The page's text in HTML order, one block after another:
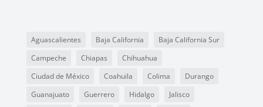
Aguascalientes Baja California
Baja California Sur
Campeche
Chiapas
Chihuahua
Ciudad de México
Coahuila Colima
Durango
Guanajuato
Guerrero Hidalgo
Jalisco